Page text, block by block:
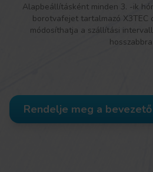
Alapbeállításként minden 3. -ik
borotvafejet tartalmazó X3TEC
módosíthatja a szállítási
hosszabbra.
Rendelje meg a